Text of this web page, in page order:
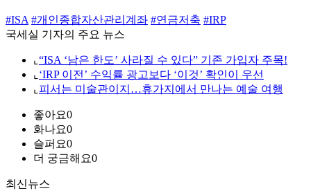
#ISA #개인종합자산관리계좌 #연금저축 #IRP
국세실 기자의 주요 뉴스
⌞ “ISA ‘남은 한도’ 사라질 수 있다” 기존 가입자 주목!
⌞ ‘IRP 이전’ 수익률 광고보다 ‘이것’ 확인이 우선
⌞ 피서는 미술관이지…휴가지에서 만나는 예술 여행
좋아요0
화나요0
슬퍼요0
더 궁금해요0
최신뉴스